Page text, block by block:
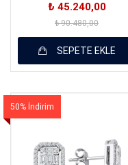
₺ 45.240,00
₺ 90.480,00
SEPETE EKLE
50% İndirim